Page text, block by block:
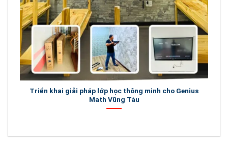
Triển khai giải pháp lớp học thông minh cho Genius
Math Vũng Tàu